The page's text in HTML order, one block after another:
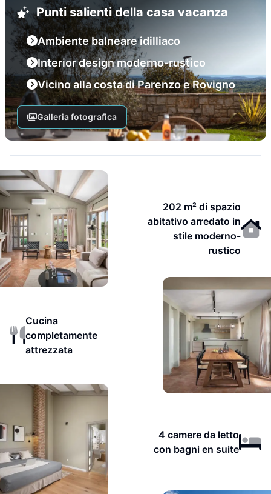
Punti salienti della casa vacanza
Ambiente balneare idilliaco
Interior design moderno-rustico
Vicino alla costa di Parenzo e Rovigno
Galleria fotografica
202 m² di spazio
abitativo arredato in
stile moderno-
rustico
Cucina
completamente
attrezzata
4 camere da letto
con bagni en suite